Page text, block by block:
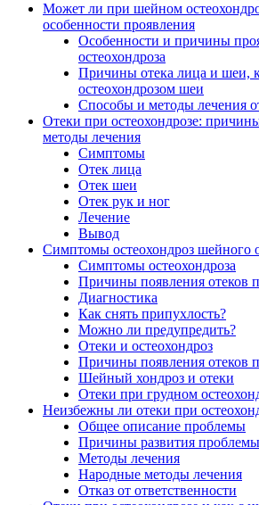
Может ли при шейном
особенности проявления
Особенности и причины
остеохондроза
Причины отека лица и шеи,
остеохондрозом шеи
Способы и методы лечения
Отеки при остеохондрозе:
методы лечения
Симптомы
Отек лица
Отек шеи
Отек рук и ног
Лечение
Вывод
Симптомы остеохондроз шейного
Симптомы остеохондроза
Причины появления отеков
Диагностика
Как снять припухлость?
Можно ли предупредить?
Отеки и остеохондроз
Причины появления отеков
Шейный хондроз и отеки
Отеки при грудном
Неизбежны ли отеки при
Общее описание проблемы
Причины развития проблемы
Методы лечения
Народные методы лечения
Отказ от ответственности